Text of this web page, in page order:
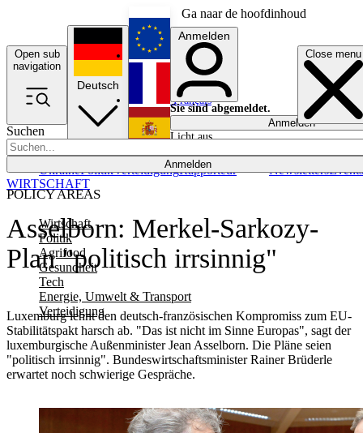
Ga naar de hoofdinhoud
Open sub
navigation
Close menu
Suchen
Anmelden
POLICY AREAS
Wirtschaft
Politik
Agrifood
Gesundheit
Tech
Energie, Umwelt & Transport
Verteidigung
UkrainePolitikVerteidigungRapporteur NewslettersEvents
Deutsch
English
Français
Anmelden
Sie sind abgemeldet.
Anmelden
Licht aus
Asselborn: Merkel-Sarkozy-
Plan "politisch irrsinnig"
Luxemburg lehnt den deutsch-französischen Kompromiss zum EU-
Stabilitätspakt harsch ab. "Das ist nicht im Sinne Europas", sagt der
luxemburgische Außenminister Jean Asselborn. Die Pläne seien
"politisch irrsinnig". Bundeswirtschaftsminister Rainer Brüderle
erwartet noch schwierige Gespräche.
WIRTSCHAFT